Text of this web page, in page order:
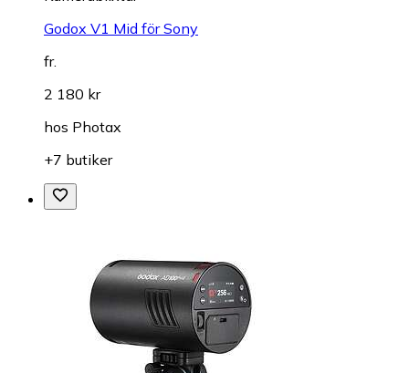
Godox V1 Mid för Sony
fr.
2 180 kr
hos Photax
+7 butiker